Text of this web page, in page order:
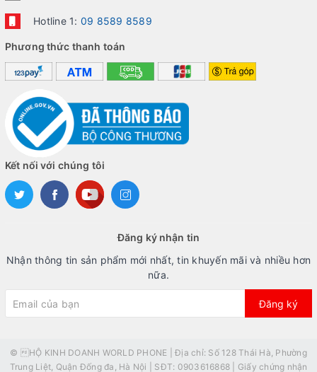
Hotline 1: 09 8589 8589
Phương thức thanh toán
Kết nối với chúng tôi
Đăng ký nhận tin
Nhận thông tin sản phẩm mới nhất, tin khuyến mãi và nhiều hơn
nữa.
Đăng ký
© HỘ KINH DOANH WORLD PHONE | Địa chỉ: Số 128 Thái Hà, Phường
Trung Liệt, Quận Đống đa, Hà Nội | SĐT: 0903616868 | Giấy chứng nhận